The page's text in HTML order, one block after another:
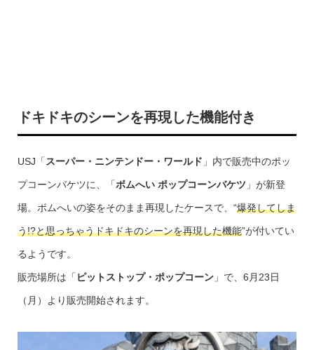
ドキドキのシーンを再現した機能付き
USJ「 スーパー・ニンテンドー・ワールド 」内で販売中のポッ
プコーンバケツに、「ボムへい ポップコーンバケツ 」が新登
場。ボムへいの姿をそのまま再現したケースで、“爆発してしま
う!?と思っちゃうドキドキのシーンを再現した機能”が付いてい
るようです。
販売場所は「 ピットストップ・ポップコーン」で、6月23日
（月）より販売開始されます。